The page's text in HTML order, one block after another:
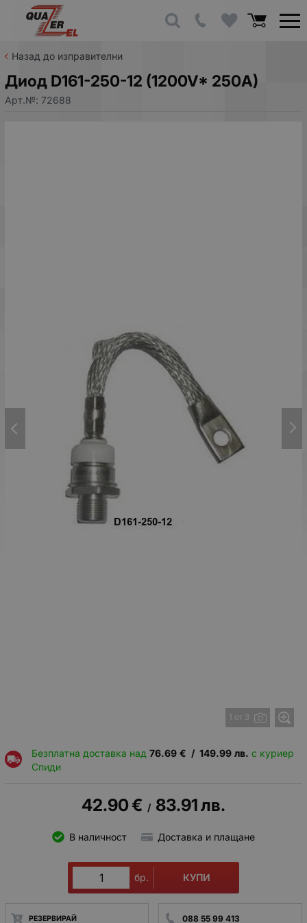
Назад до изправителни
Диод D161-250-12 (1200V* 250A)
Арт.№: 72688
1 от 3
Безплатна доставка над 76.69 € / 149.99 лв. с куриер
Спиди
42.90€ / 83.91лв.
В наличност Доставка и плащане
бр. КУПИ
РЕЗЕРВИРАЙ 088 55 99 413